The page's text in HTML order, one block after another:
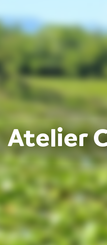
Atelier